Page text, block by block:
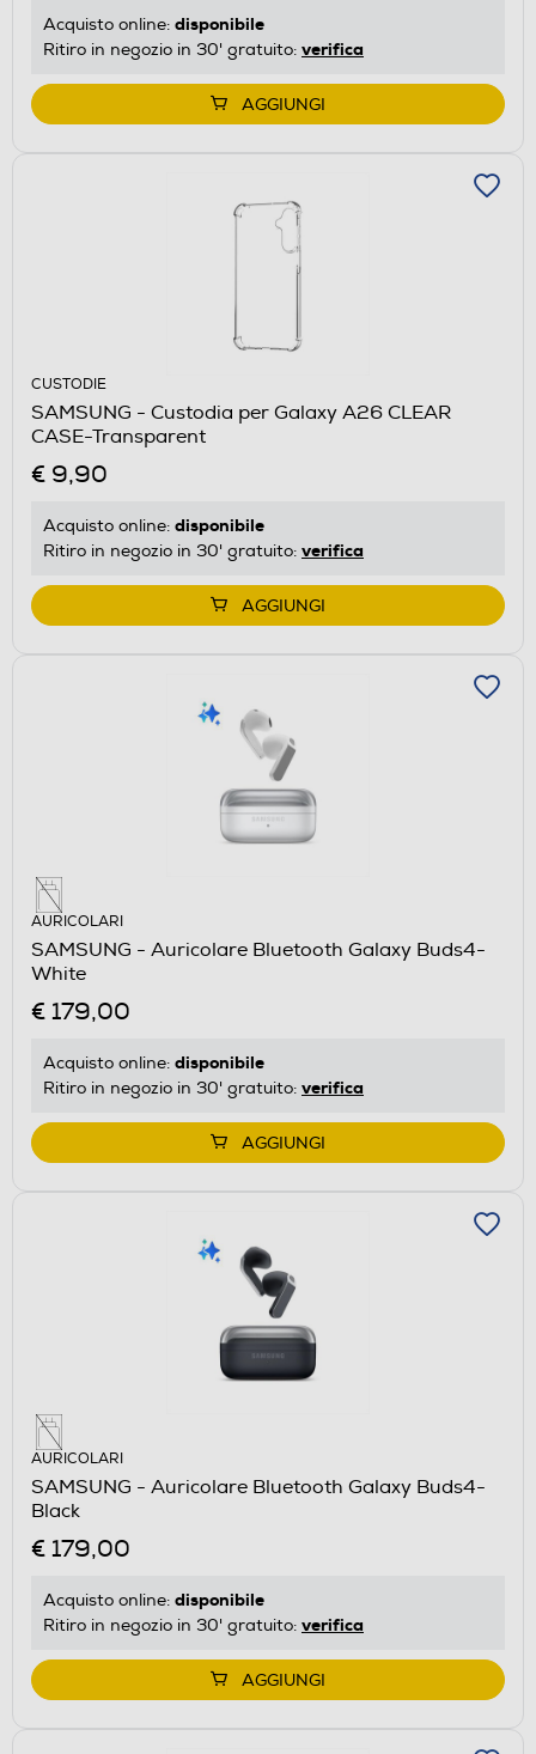
Acquisto online: disponibile
Ritiro in negozio in 30' gratuito: verifica
AGGIUNGI
CUSTODIE
SAMSUNG - Custodia per Galaxy A26 CLEAR
CASE-Transparent
€ 9,90
Acquisto online: disponibile
Ritiro in negozio in 30' gratuito: verifica
AGGIUNGI
AURICOLARI
SAMSUNG - Auricolare Bluetooth Galaxy Buds4-
White
€ 179,00
Acquisto online: disponibile
Ritiro in negozio in 30' gratuito: verifica
AGGIUNGI
AURICOLARI
SAMSUNG - Auricolare Bluetooth Galaxy Buds4-
Black
€ 179,00
Acquisto online: disponibile
Ritiro in negozio in 30' gratuito: verifica
AGGIUNGI